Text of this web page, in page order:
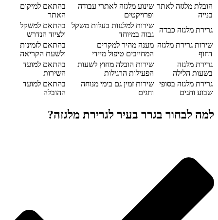
הובלת מלגזה לאתר
בנייה
שינוע מלגזה לאתרי עבודה
ופרויקטים
בהתאם למיקום
האתר
גרירת מלגזה כבדה
שירות למלגזות בעלות משקל
גבוה במיוחד
בהתאם למשקל
ולציוד הנדרש
שירות גרירת מלגזה
דחוף
מענה מהיר למקרים
המחייבים טיפול מיידי
בהתאם לזמינות
ולשעת הקריאה
גרירת מלגזה
בשעות הלילה
שירות הובלה מחוץ לשעות
הפעילות הרגילות
בהתאם למועד
השירות
גרירת מלגזה בסופי
שבוע וחגים
שירות זמין גם בימי מנוחה
וחגים
בהתאם למועד
ההובלה
למה לבחור בגרר בעיר לגרירת מלגזה?